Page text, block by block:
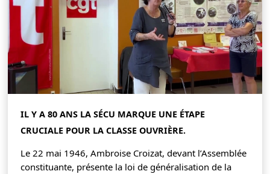
IL Y A 80 ANS LA SÉCU MARQUE UNE ÉTAPE
CRUCIALE POUR LA CLASSE OUVRIÈRE.
Le 22 mai 1946, Ambroise Croizat, devant l’Assemblée
constituante, présente la loi de généralisation de la